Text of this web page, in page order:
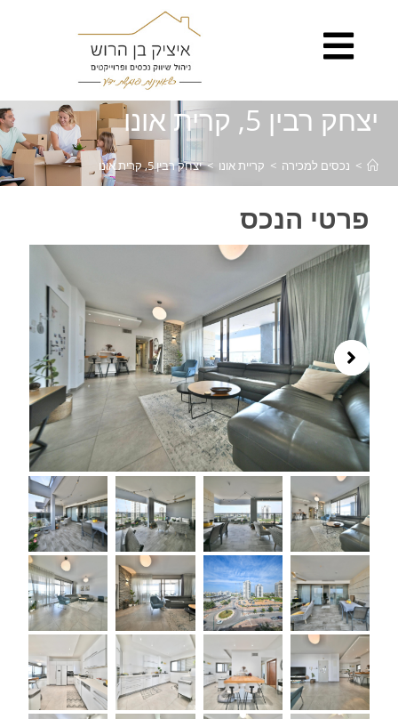
יצחק רבין 5, קרית אונו
> נכסים למכירה > קריית אונו > יצחק רבין 5, קרית אונו
פרטי הנכס